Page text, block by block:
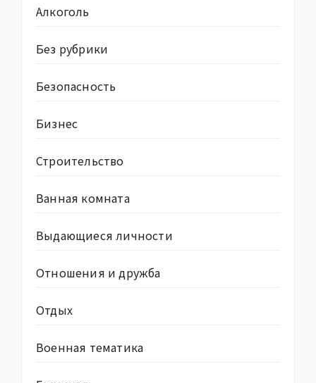
Алкоголь
Без рубрики
Безопасность
Бизнес
Строительство
Ванная комната
Выдающиеся личности
Отношения и дружба
Отдых
Военная тематика